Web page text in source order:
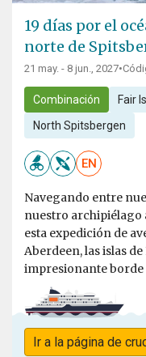
19 días por el
norte de
21 may. - 8 jun., 2027•
Combinación Fair
North Spitsbergen
EN
Navegando entre
nuestro archipiélago
esta expedición de
Aberdeen, las islas
impresionante borde
Ir a la página de